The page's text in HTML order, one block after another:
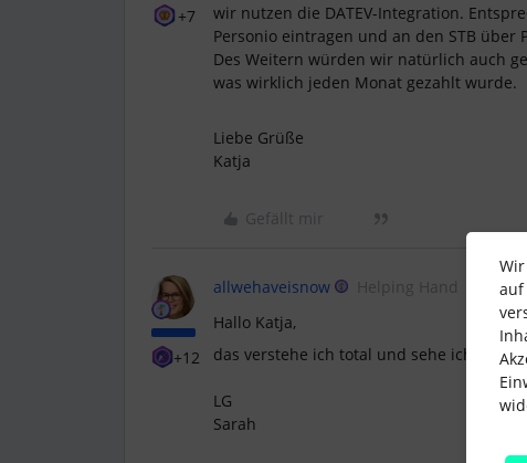
+7
wir nutzen die DATEV-Integration.
Personio eintragen und an den STB
Des Weitern würden wir natürlich auch
was wirklich jeden Monat gezahlt wurde.
Liebe Grüße
Katja
Gefällt mir
+12
allwehaveisnow Helping Hand
Hallo Katja,
das verstehe ich total und sehe ich auch
LG
Sarah
auf